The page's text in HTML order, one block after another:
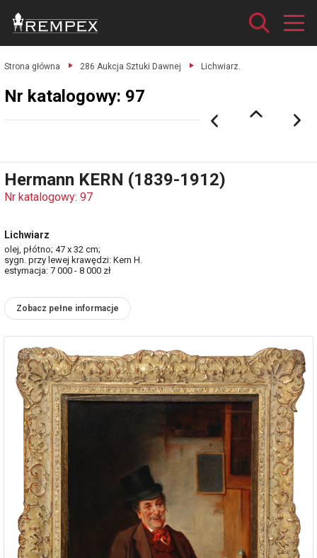
Strona główna 286 Aukcja Sztuki Dawnej Lichwiarz.
Nr katalogowy: 97
Hermann KERN (1839-1912)
Nr katalogowy: 97
Lichwiarz
olej, płótno; 47 x 32 cm;
sygn. przy lewej krawędzi: Kern H.
estymacja: 7 000 - 8 000 zł
Zobacz pełne informacje